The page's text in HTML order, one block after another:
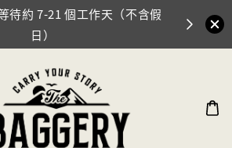
信義區忠孝東路四段553巷46
弄14號